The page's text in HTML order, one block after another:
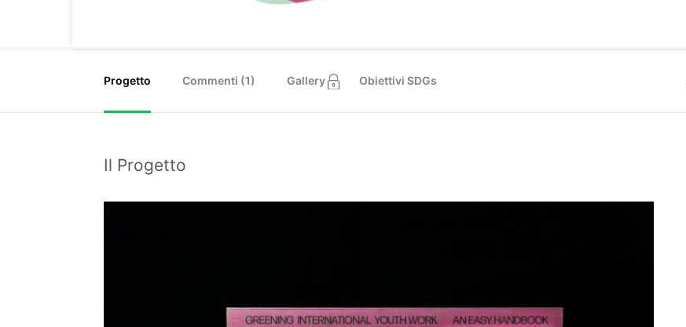
Progetto Commenti (1) Gallery Obiettivi SDGs
Il Progetto